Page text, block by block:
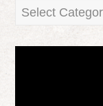
Categories